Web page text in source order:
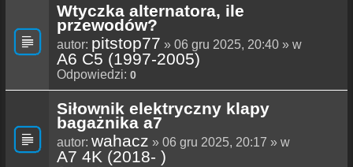
Wtyczka alternatora, ile
przewodów?
autor: pitstop77 » 06 gru 2025, 20:40 » w
A6 C5 (1997-2005)
Odpowiedzi: 0
Siłownik elektryczny klapy
bagażnika a7
autor: wahacz » 06 gru 2025, 20:17 » w
A7 4K (2018- )